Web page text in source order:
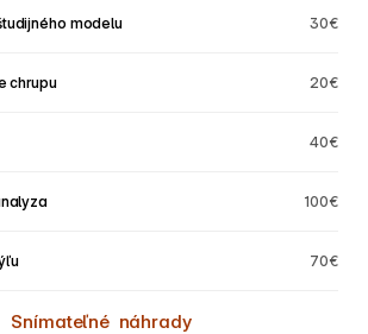
modelu 30€
chrupu 20€
40€
100€
70€
Snímateľné  náhrady